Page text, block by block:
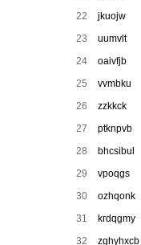
22
jkuojw
23
uumvlt
24
oaivfjb
25
vvmbku
26
zzkkck
27
ptknpvb
28
bhcsibul
29
vpoqgs
30
ozhqonk
31
krdqgmy
32
zghyhxcb